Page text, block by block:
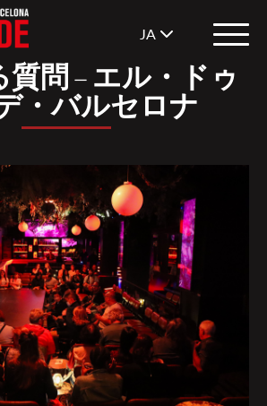
JA
問 – エル・ドゥ
・バルセロナ